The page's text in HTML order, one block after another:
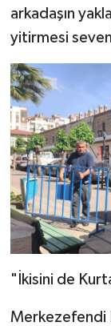
arkadaşın
yitirmesi
"İkisini de
Merkezefendi